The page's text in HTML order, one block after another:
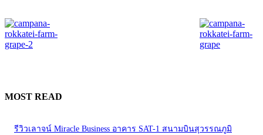
MOST READ
รีวิวเลาจน์ Miracle Business อาคาร SAT-1 สนามบินสุวรรณภูมิ